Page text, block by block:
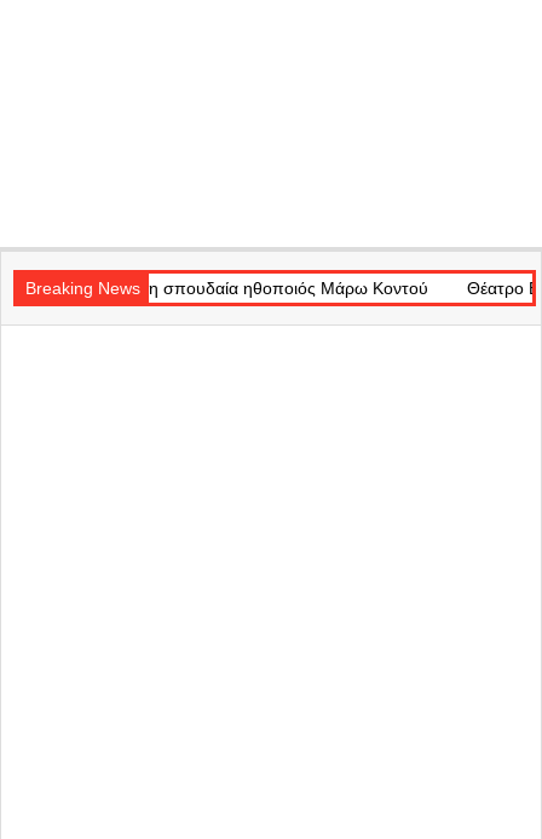
Navigation
Menu
Breaking News
η σπουδαία ηθοποιός Μάρω Κοντού Θέατρο Badminton: Το